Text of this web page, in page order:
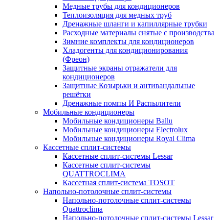
Медные трубы для кондиционеров
Теплоизоляция для медных труб
Дренажные шланги и капиллярные трубки
Расходные материалы снятые с производства
Зимние комплекты для кондиционеров
Хладогенты для кондиционирования
(Фреон)
Защитные экраны отражатели для
кондиционеров
Защитные Козырьки и антивандальные
решётки
Дренажные помпы И Распылители
Мобильные кондиционеры
Мобильные кондиционеры Ballu
Мобильные кондиционеры Electrolux
Мобильные кондиционеры Royal Clima
Кассетные сплит-системы
Кассетные сплит-системы Lessar
Кассетные сплит-системы
QUATTROCLIMA
Кассетная сплит-система TOSOT
Напольно-потолочные сплит-системы
Напольно-потолочные сплит-системы
Quattroclima
Напольно-потолочные сплит-системы Lessar